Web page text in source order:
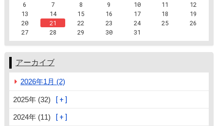
6
7 8 9 10 11
12
13
14 15 16 17 18
19
20
21 22 23 24 25
26
27
28 29 30 31
アーカイブ
2026年1月 (2)
2025年 (32)
2024年 (11)